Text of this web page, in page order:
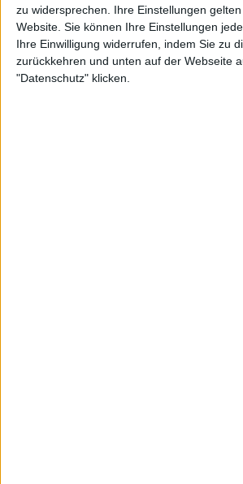
zu widersprechen. Ihre Einstellungen
Website. Sie können Ihre Einstellungen
Ihre Einwilligung widerrufen, indem Sie zu
zurückkehren und unten auf der Webseite
"Datenschutz" klicken.